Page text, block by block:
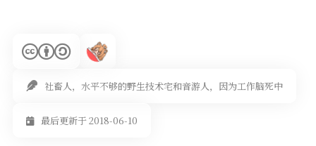
社畜人，水平不够的野生技术宅和音游人，因为工作脑死中
最后更新于 2018-06-10